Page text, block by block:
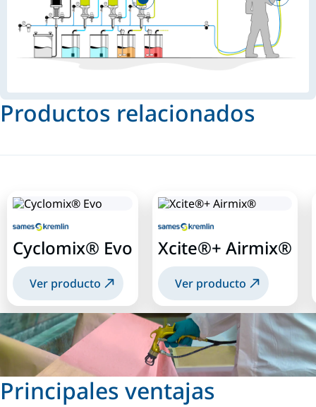
Productos relacionados
Cyclomix® Evo
Ver producto
Xcite®+ Airmix®
Ver producto
Principales ventajas